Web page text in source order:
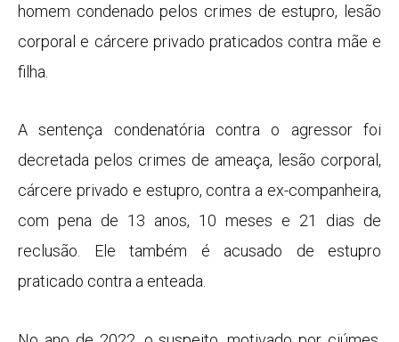
homem condenado pelos crimes de estupro, lesão
corporal e cárcere privado praticados contra mãe e
filha.
A sentença condenatória contra o agressor foi
decretada pelos crimes de ameaça, lesão corporal,
cárcere privado e estupro, contra a ex-companheira,
com pena de 13 anos, 10 meses e 21 dias de
reclusão. Ele também é acusado de estupro
praticado contra a enteada.